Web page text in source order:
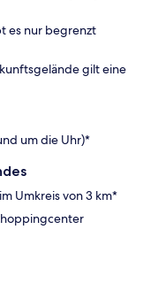
es nur begrenzt
gilt eine
um die Uhr)*
Umkreis von 3 km*